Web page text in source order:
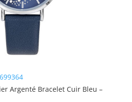
Argenté Bracelet Cuir Bleu –